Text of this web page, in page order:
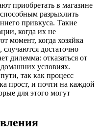
приобретать в магазине
разрыхлить
привкуса. Такие
когда их не
момент, когда хозяйка
случаются достаточно
дилемма: отказаться от
домашних условиях.
так как процесс
прост, и почти на каждой
для этого могут